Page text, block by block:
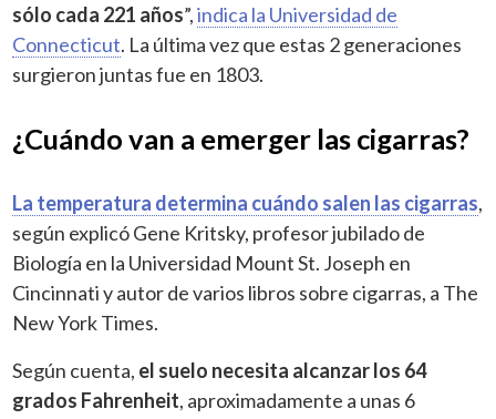
sólo cada 221 años”,indica la Universidad de
Connecticut. La última vez que estas 2 generaciones
surgieron juntas fue en 1803.
¿Cuándo van a emerger las cigarras?
La temperatura determina cuándo salen las cigarras,
según explicó Gene Kritsky, profesor jubilado de
Biología en la Universidad Mount St. Joseph en
Cincinnati y autor de varios libros sobre cigarras, a The
New York Times.
Según cuenta, el suelo necesita alcanzar los 64
grados Fahrenheit, aproximadamente a unas 6